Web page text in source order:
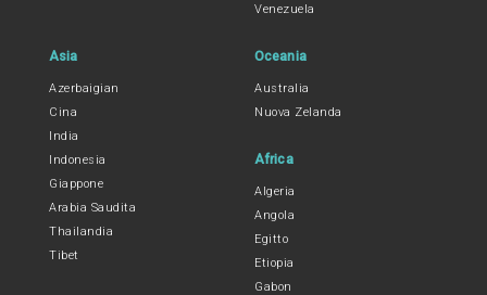
Venezuela
Asia
Azerbaigian
Cina
India
Indonesia
Giappone
Arabia Saudita
Thailandia
Tibet
Oceania
Australia
Nuova Zelanda
Africa
Algeria
Angola
Egitto
Etiopia
Gabon